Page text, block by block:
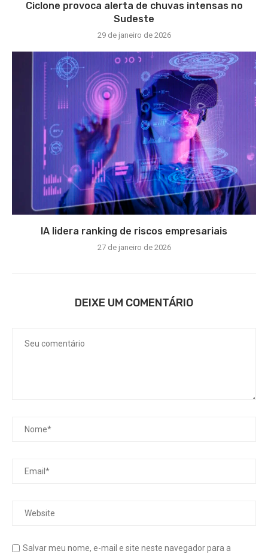
Ciclone provoca alerta de chuvas intensas no
Sudeste
29 de janeiro de 2026
IA lidera ranking de riscos empresariais
27 de janeiro de 2026
DEIXE UM COMENTÁRIO
Salvar meu nome, e-mail e site neste navegador para a